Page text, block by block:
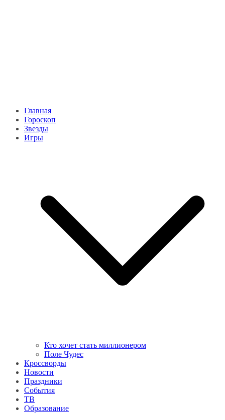
Главная
Гороскоп
Звезды
Игры
Кто хочет стать миллионером
Поле Чудес
Кроссворды
Новости
Праздники
События
ТВ
Образование